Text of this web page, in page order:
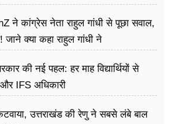
ने कांग्रेस नेता राहुल गांधी से पूछा सवाल,
जाने क्या कहा राहुल गांधी ने
की नई पहल: हर माह विद्यार्थियों से
IFS अधिकारी
उत्तराखंड की रेणु ने सबसे लंबे बाल